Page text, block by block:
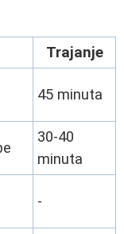
Trajanje
45 minuta
30-40
minuta
-